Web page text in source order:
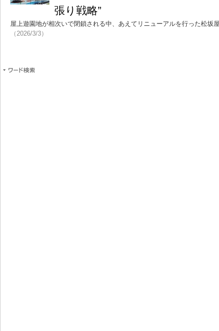
張り戦略”
屋上遊園地が相次いで閉鎖される中、あえてリニューアルを行った松坂
（2026/3/3）